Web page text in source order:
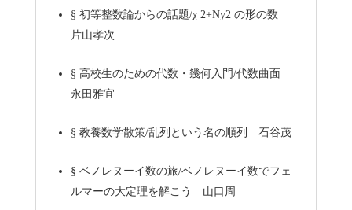
§ 初等整数論からの話題/χ 2+Ny2 の形の数
片山孝次
§ 高校生のための代数・幾何入門/代数曲面
永田雅宜
§ 教養数学散策/乱列という名の順列 石谷茂
§ ベノレヌーイ数の旅/ベノレヌーイ数でフェ
ルマーの大定理を解こう 山口周